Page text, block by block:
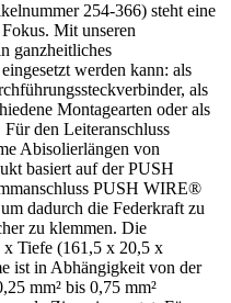
254-366) steht eine
Mit unseren
ganzheitliches
werden kann: als
als
Montagearten oder als
den Leiteranschluss
Abisolierlängen von
basiert auf der PUSH
PUSH WIRE®
dadurch die Federkraft zu
zu klemmen. Die
Tiefe (161,5 x 20,5 x
ist in Abhängigkeit von der
mm² bis 0,75 mm²